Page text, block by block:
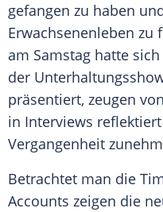
gefangen zu haben
Erwachsenenleben zu
am Samstag hatte sich
der
präsentiert, zeugen
in Interviews
Vergangenheit
Betrachtet man die
Accounts zeigen die